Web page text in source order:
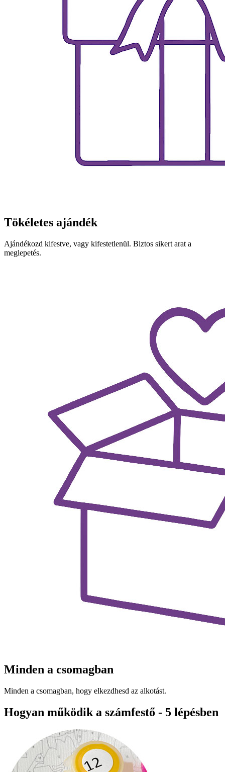
Tökéletes ajándék
Ajándékozd kifestve, vagy kifestetlenül. Biztos sikert arat a
meglepetés.
Minden a csomagban
Minden a csomagban, hogy elkezdhesd az alkotást.
Hogyan működik a számfestő - 5 lépésben